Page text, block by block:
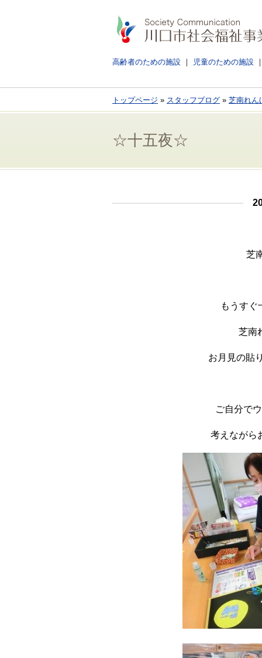
高齢者のための施設 児童のための施設
トップページ » スタッフブログ » 芝南れん
☆十五夜☆
芝
もうすぐ
芝南
お月見の貼
ご自分で
考えながら